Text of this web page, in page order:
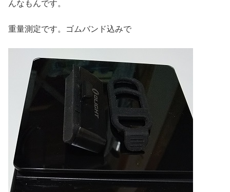
んなもんです。
重量測定です。ゴムバンド込みで